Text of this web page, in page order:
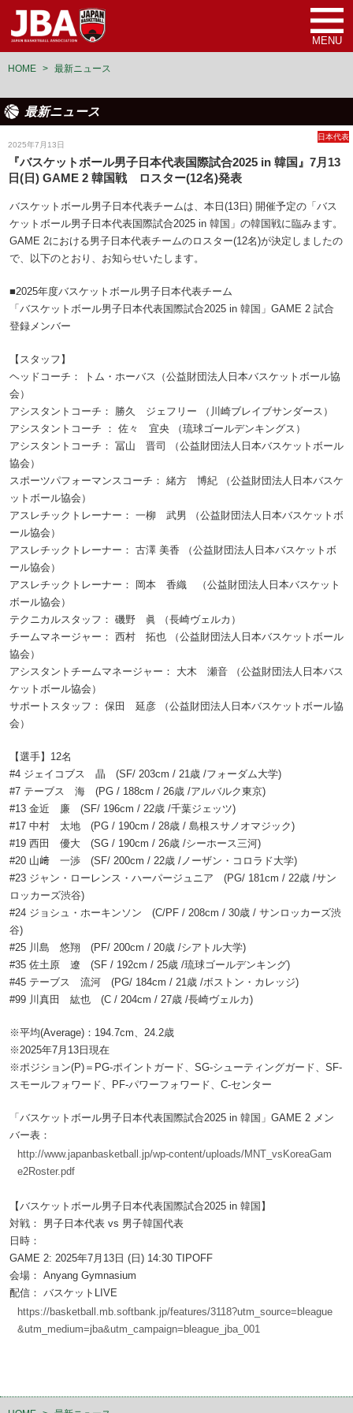
MENU
HOME > 最新ニュース
最新ニュース
2025年7月13日
日本代表
『バスケットボール男子日本代表国際試合2025 in 韓国』7月13
日(日) GAME 2 韓国戦 ロスター(12名)発表
バスケットボール男子日本代表チームは、本日(13日) 開催予定の「バス
ケットボール男子日本代表国際試合2025 in 韓国」の韓国戦に臨みます。
GAME 2における男子日本代表チームのロスター(12名)が決定しましたの
で、以下のとおり、お知らせいたします。
■2025年度バスケットボール男子日本代表チーム
「バスケットボール男子日本代表国際試合2025 in 韓国」GAME 2 試合
登録メンバー
【スタッフ】
ヘッドコーチ： トム・ホーバス（公益財団法人日本バスケットボール協
会）
アシスタントコーチ： 勝久 ジェフリー （川崎ブレイブサンダース）
アシスタントコーチ ： 佐々 宜央 （琉球ゴールデンキングス）
アシスタントコーチ： 冨山 晋司 （公益財団法人日本バスケットボール
協会）
スポーツパフォーマンスコーチ： 緒方 博紀 （公益財団法人日本バスケ
ットボール協会）
アスレチックトレーナー： 一柳 武男 （公益財団法人日本バスケットボ
ール協会）
アスレチックトレーナー： 古澤 美香 （公益財団法人日本バスケットボ
ール協会）
アスレチックトレーナー： 岡本 香織 （公益財団法人日本バスケット
ボール協会）
テクニカルスタッフ： 磯野 眞 （長崎ヴェルカ）
チームマネージャー： 西村 拓也 （公益財団法人日本バスケットボール
協会）
アシスタントチームマネージャー： 大木 瀬音 （公益財団法人日本バス
ケットボール協会）
サポートスタッフ： 保田 延彦 （公益財団法人日本バスケットボール協
会）
【選手】12名
#4 ジェイコブス 晶 (SF/ 203cm / 21歳 /フォーダム大学)
#7 テーブス 海 (PG / 188cm / 26歳 /アルバルク東京)
#13 金近 廉 (SF/ 196cm / 22歳 /千葉ジェッツ)
#17 中村 太地 (PG / 190cm / 28歳 / 島根スサノオマジック)
#19 西田 優大 (SG / 190cm / 26歳 /シーホース三河)
#20 山﨑 一渉 (SF/ 200cm / 22歳 /ノーザン・コロラド大学)
#23 ジャン・ローレンス・ハーパージュニア (PG/ 181cm / 22歳 /サン
ロッカーズ渋谷)
#24 ジョシュ・ホーキンソン (C/PF / 208cm / 30歳 / サンロッカーズ渋
谷)
#25 川島 悠翔 (PF/ 200cm / 20歳 /シアトル大学)
#35 佐土原 遼 (SF / 192cm / 25歳 /琉球ゴールデンキング)
#45 テーブス 流河 (PG/ 184cm / 21歳 /ボストン・カレッジ)
#99 川真田 紘也 (C / 204cm / 27歳 /長崎ヴェルカ)
※平均(Average)：194.7cm、24.2歳
※2025年7月13日現在
※ポジション(P)＝PG-ポイントガード、SG-シューティングガード、SF-
スモールフォワード、PF-パワーフォワード、C-センター
「バスケットボール男子日本代表国際試合2025 in 韓国」GAME 2 メン
バー表：
http://www.japanbasketball.jp/wp-content/uploads/MNT_vsKoreaGam
e2Roster.pdf
【バスケットボール男子日本代表国際試合2025 in 韓国】
対戦： 男子日本代表 vs 男子韓国代表
日時：
GAME 2: 2025年7月13日 (日) 14:30 TIPOFF
会場： Anyang Gymnasium
配信： バスケットLIVE
https://basketball.mb.softbank.jp/features/3118?utm_source=bleague
&utm_medium=jba&utm_campaign=bleague_jba_001